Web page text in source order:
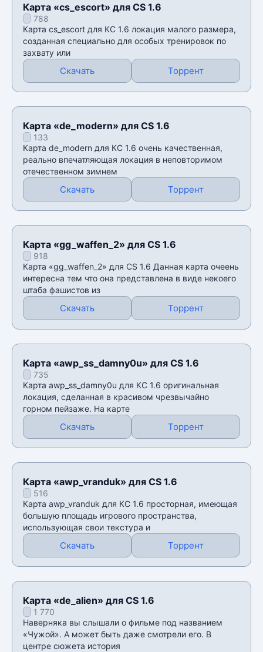
Карта «cs_escort» для CS 1.6
788
Карта cs_escort для КС 1.6 локация малого размера,
созданная специально для особых тренировок по
захвату или
Скачать Торрент
Карта «de_modern» для CS 1.6
133
Карта de_modern для КС 1.6 очень качественная,
реально впечатляющая локация в неповторимом
отечественном зимнем
Скачать Торрент
Карта «gg_waffen_2» для CS 1.6
918
Карта «gg_waffen_2» для CS 1.6 Данная карта очеень
интересна тем что она представлена в виде некоего
штаба фашистов из
Скачать Торрент
Карта «awp_ss_damny0u» для CS 1.6
735
Карта awp_ss_damny0u для КС 1.6 оригинальная
локация, сделанная в красивом чрезвычайно
горном пейзаже. На карте
Скачать Торрент
Карта «awp_vranduk» для CS 1.6
516
Карта awp_vranduk для КС 1.6 просторная, имеющая
большую площадь игрового пространства,
использующая свои текстура и
Скачать Торрент
Карта «de_alien» для CS 1.6
1 770
Наверняка вы слышали о фильме под названием
«Чужой». А может быть даже смотрели его. В
центре сюжета история